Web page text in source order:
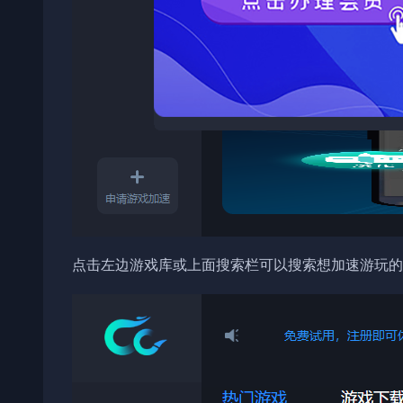
点击左边游戏库或上面搜索栏可以搜索想加速游玩